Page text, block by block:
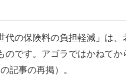
代の保険料の負担軽減」は
のです。アゴラではかねて
記事の再掲）。